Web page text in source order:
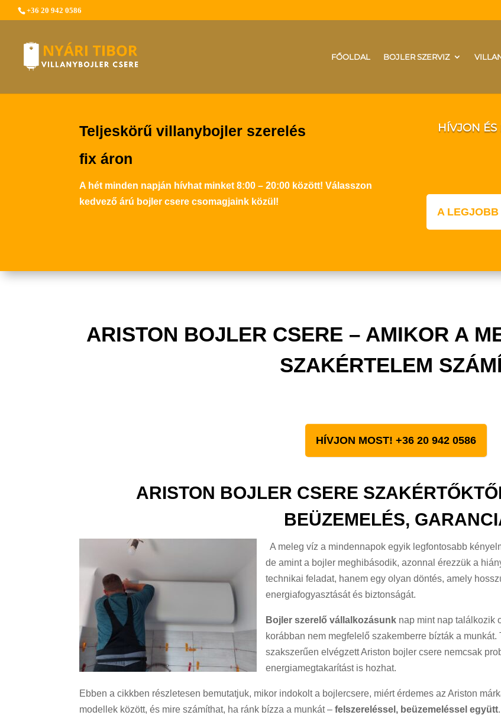
+36 20 942 0586
FŐOLDAL BOJLER SZERVIZ
Teljeskörű villanybojler szerelés
fix áron
A hét minden napján hívhat minket 8:00 – 20:00 között! Válasszon
kedvező árú bojler csere csomagjaink közül!
HÍVJON
A
ARISTON BOJLER CSERE – AMIKOR A
SZAKÉRTELEM
HÍVJON MOST! +36 20 942 0586
ARISTON BOJLER CSERE
BEÜZEMELÉS,
A meleg víz a mindennapok egyik legfontosabb
de amint a bojler meghibásodik, azonnal érezzük a
technikai feladat, hanem egy olyan döntés, amely
energiafogyasztását és biztonságát.
Bojler szerelő vállalkozásunk nap mint nap találkozik
korábban nem megfelelő szakemberre bízták a
szakszerűen elvégzett Ariston bojler csere nemcsak
energiamegtakarítást is hozhat.
Ebben a cikkben részletesen bemutatjuk, mikor indokolt a bojlercsere, miért érdemes az Ariston
modellek között, és mire számíthat, ha ránk bízza a munkát –felszereléssel, beüzemeléssel együtt.